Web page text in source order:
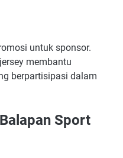
untuk sponsor.
membantu
berpartisipasi dalam
Sport